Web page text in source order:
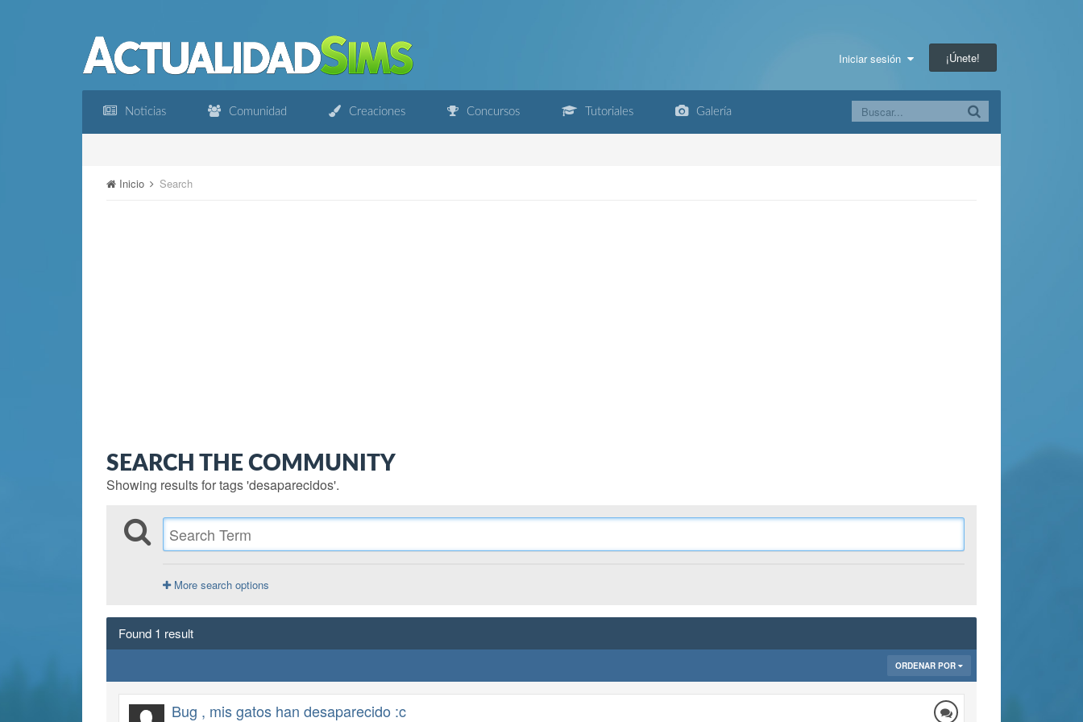
Iniciar sesión ¡Únete!
Noticias Comunidad Creaciones Concursos Tutoriales Galería
Inicio Search
SEARCH THE COMMUNITY
Showing results for tags 'desaparecidos'.
More search options
Found 1 result
ORDENAR POR
Bug , mis gatos han desaparecido :c